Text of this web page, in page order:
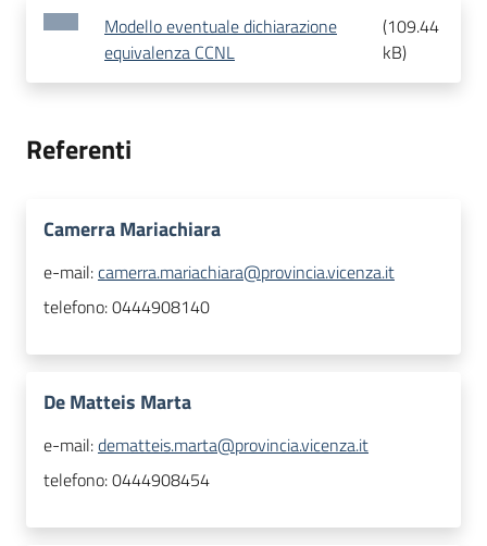
Modello eventuale dichiarazione
equivalenza CCNL
(109.44
kB)
Referenti
Camerra Mariachiara
e-mail:camerra.mariachiara@provincia.vicenza.it
telefono:0444908140
De Matteis Marta
e-mail:dematteis.marta@provincia.vicenza.it
telefono:0444908454